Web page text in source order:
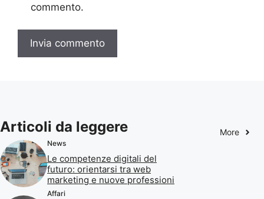
commento.
Articoli da leggere More
News
Le competenze digitali del
futuro: orientarsi tra web
marketing e nuove professioni
Affari